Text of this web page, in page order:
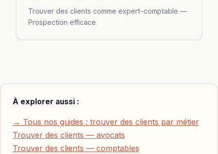
Trouver des clients comme expert-comptable —
Prospection efficace
À explorer aussi :
→ Tous nos guides : trouver des clients par métier
Trouver des clients — avocats
Trouver des clients — comptables